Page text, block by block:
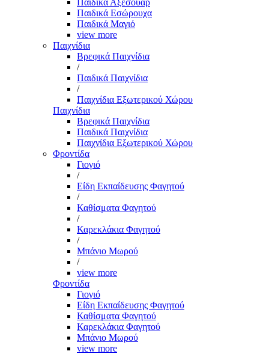
Παιδικά Αξεσουάρ
Παιδικά Εσώρουχα
Παιδικά Μαγιό
view more
Παιχνίδια
Βρεφικά Παιχνίδια
/
Παιδικά Παιχνίδια
/
Παιχνίδια Εξωτερικού Χώρου
Παιχνίδια
Βρεφικά Παιχνίδια
Παιδικά Παιχνίδια
Παιχνίδια Εξωτερικού Χώρου
Φροντίδα
Γιογιό
/
Είδη Εκπαίδευσης Φαγητού
/
Καθίσματα Φαγητού
/
Καρεκλάκια Φαγητού
/
Μπάνιο Μωρού
/
view more
Φροντίδα
Γιογιό
Είδη Εκπαίδευσης Φαγητού
Καθίσματα Φαγητού
Καρεκλάκια Φαγητού
Μπάνιο Μωρού
view more